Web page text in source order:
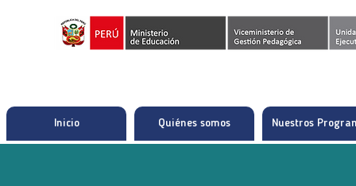
Inicio Quiénes somos Nuestros